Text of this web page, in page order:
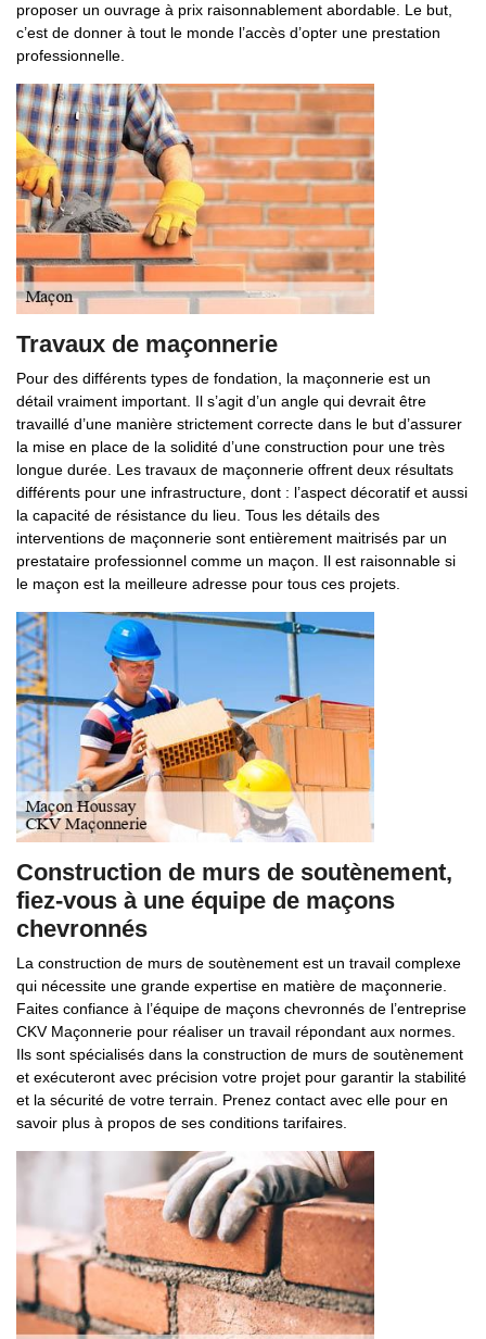
proposer un ouvrage à prix raisonnablement abordable. Le but,
c’est de donner à tout le monde l’accès d’opter une prestation
professionnelle.
Travaux de maçonnerie
Pour des différents types de fondation, la maçonnerie est un
détail vraiment important. Il s’agit d’un angle qui devrait être
travaillé d’une manière strictement correcte dans le but d’assurer
la mise en place de la solidité d’une construction pour une très
longue durée. Les travaux de maçonnerie offrent deux résultats
différents pour une infrastructure, dont : l’aspect décoratif et aussi
la capacité de résistance du lieu. Tous les détails des
interventions de maçonnerie sont entièrement maitrisés par un
prestataire professionnel comme un maçon. Il est raisonnable si
le maçon est la meilleure adresse pour tous ces projets.
Construction de murs de soutènement,
fiez-vous à une équipe de maçons
chevronnés
La construction de murs de soutènement est un travail complexe
qui nécessite une grande expertise en matière de maçonnerie.
Faites confiance à l’équipe de maçons chevronnés de l’entreprise
CKV Maçonnerie pour réaliser un travail répondant aux normes.
Ils sont spécialisés dans la construction de murs de soutènement
et exécuteront avec précision votre projet pour garantir la stabilité
et la sécurité de votre terrain. Prenez contact avec elle pour en
savoir plus à propos de ses conditions tarifaires.